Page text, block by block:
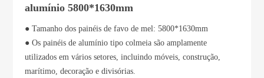
alumínio 5800*1630mm
● Tamanho dos painéis de favo de mel: 5800*1630mm
● Os painéis de alumínio tipo colmeia são amplamente
utilizados em vários setores, incluindo móveis, construção,
marítimo, decoração e divisórias.